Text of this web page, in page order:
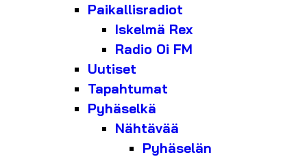
Paikallisradiot
Iskelmä Rex
Radio Oi FM
Uutiset
Tapahtumat
Pyhäselkä
Nähtävää
Pyhäselän